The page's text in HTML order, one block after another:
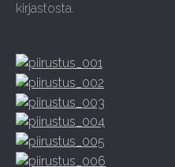
kirjastosta.